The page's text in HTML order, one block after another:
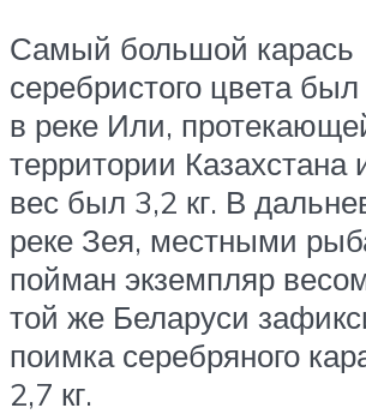
Самый большой карась
серебристого цвета
в реке Или,
территории Казахстана
вес был 3,2 кг. В
реке Зея, местными
пойман экземпляр
той же Беларуси
поимка серебряного
2,7 кг.